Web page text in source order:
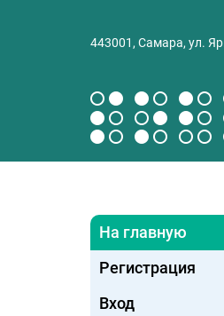
443001, Самара, ул.
На главную
Регистрация
Вход